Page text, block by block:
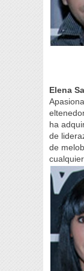
Elena
ha
de
de